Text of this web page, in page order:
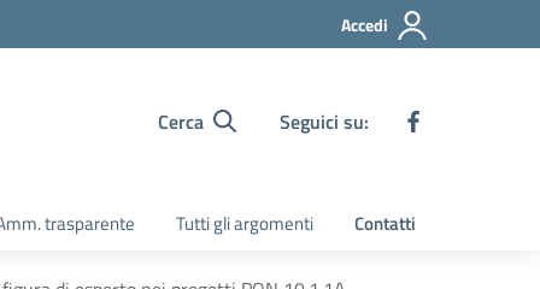
Accedi
Cerca Seguici su:
trasparente Tutti gli argomenti Contatti